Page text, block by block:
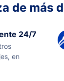
de más
24/7
en